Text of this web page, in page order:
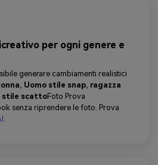
per ogni genere e
generare cambiamenti realistici
Uomo stile snap ragazza
stile scattoFoto Prova
senza riprendere le foto. Prova